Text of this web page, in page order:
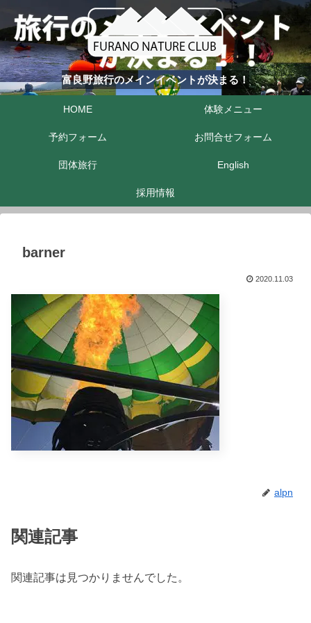
富良野旅行のメインイベントが決まる！
HOME 体験メニュー
予約フォーム お問合せフォーム
団体旅行 English
採用情報
barner
2020.11.03
alpn
関連記事
関連記事は見つかりませんでした。